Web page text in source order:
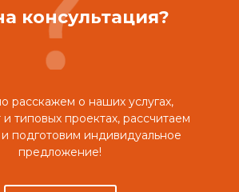
консультация?
расскажем о наших услугах,
типовых проектах, рассчитаем
и подготовим индивидуальное
предложение!